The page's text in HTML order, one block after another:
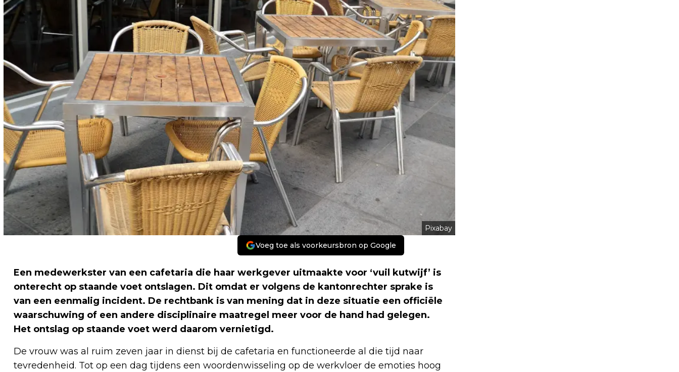
Pixabay
Voeg toe als voorkeursbron op Google
Een medewerkster van een cafetaria die haar werkgever uitmaakte voor ‘vuil kutwijf’ is
onterecht op staande voet ontslagen. Dit omdat er volgens de kantonrechter sprake is
van een eenmalig incident. De rechtbank is van mening dat in deze situatie een officiële
waarschuwing of een andere disciplinaire maatregel meer voor de hand had gelegen.
Het ontslag op staande voet werd daarom vernietigd.
De vrouw was al ruim zeven jaar in dienst bij de cafetaria en functioneerde al die tijd naar
tevredenheid. Tot op een dag tijdens een woordenwisseling op de werkvloer de emoties hoog